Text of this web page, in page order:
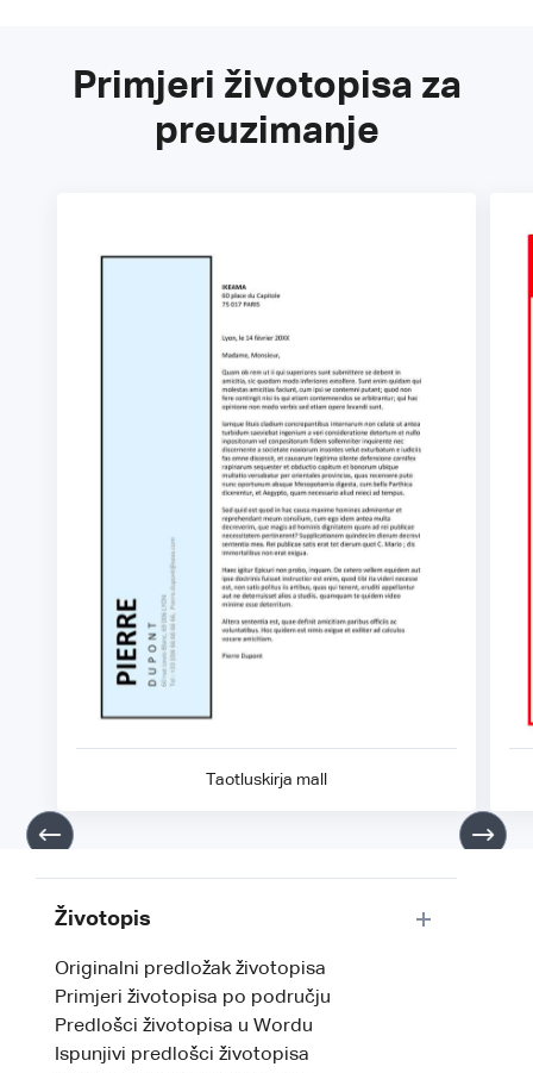
Primjeri životopisa za
preuzimanje
Taotluskirja mall
Životopis
Originalni predložak životopisa
Primjeri životopisa po području
Predlošci životopisa u Wordu
Ispunjivi predlošci životopisa